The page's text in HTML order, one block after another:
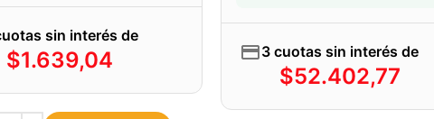
sin interés de
$1.639,04 3 cuotas sin interés de
$52.402,77